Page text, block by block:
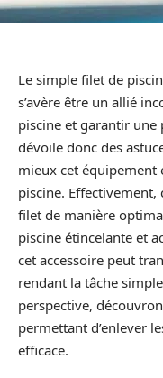
Le simple filet de
s’avère être un allié
piscine et garantir une
dévoile donc des
mieux cet équipement
piscine.
filet de manière
piscine étincelante et
cet accessoire peut
rendant la tâche
perspective,
permettant d’enlever
efficace.